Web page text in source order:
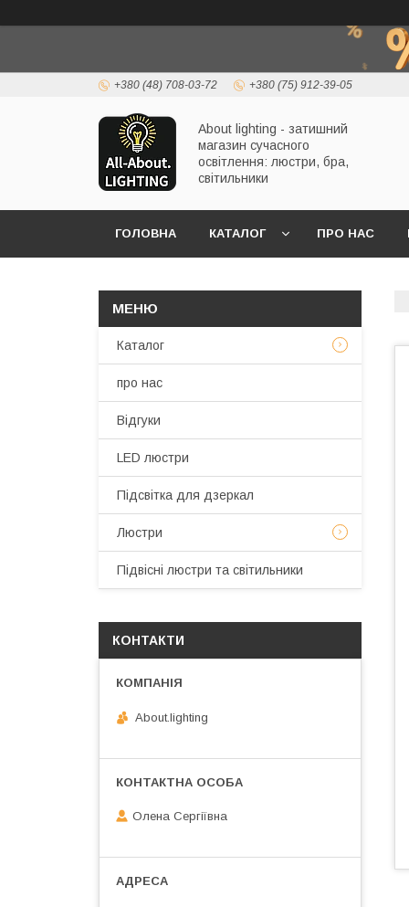
+380 (48) 708-03-72 +380 (75) 912-39-05
About lighting - затишний
магазин сучасного
освітлення: люстри, бра,
світильники
ГОЛОВНА КАТАЛОГ ПРО НАС
Каталог
про нас
Відгуки
LED люстри
Підсвітка для дзеркал
Люстри
Підвісні люстри та світильники
КОНТАКТИ
About.lighting
Олена Сергіївна